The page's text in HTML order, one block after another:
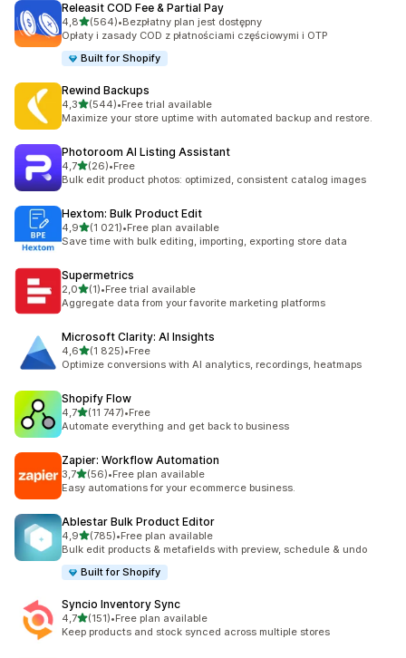
Releasit COD Fee & Partial Pay
4,8na 5 gwiazdek
(564)
Łączna liczba recenzji: 564
•Bezpłatny plan jest dostępny
Opłaty i zasady COD z płatnościami częściowymi i OTP
Built for Shopify
Rewind Backups
4,3na 5 gwiazdek
(544)
Łączna liczba recenzji: 544
•Free trial available
Maximize your store uptime with automated backup and restore.
Photoroom AI Listing Assistant
4,7na 5 gwiazdek
(26)
Łączna liczba recenzji: 26
•Free
Bulk edit product photos: optimized, consistent catalog images
Hextom: Bulk Product Edit
4,9na 5 gwiazdek
(1 021)
Łączna liczba recenzji: 1021
•Free plan available
Save time with bulk editing, importing, exporting store data
Supermetrics
2,0na 5 gwiazdek
(1)
Łączna liczba recenzji: 1
•Free trial available
Aggregate data from your favorite marketing platforms
Microsoft Clarity: AI Insights
4,6na 5 gwiazdek
(1 825)
Łączna liczba recenzji: 1825
•Free
Optimize conversions with AI analytics, recordings, heatmaps
Shopify Flow
4,7na 5 gwiazdek
(11 747)
Łączna liczba recenzji: 11747
•Free
Automate everything and get back to business
Zapier: Workflow Automation
3,7na 5 gwiazdek
(56)
Łączna liczba recenzji: 56
•Free plan available
Easy automations for your ecommerce business.
Ablestar Bulk Product Editor
4,9na 5 gwiazdek
(785)
Łączna liczba recenzji: 785
•Free plan available
Bulk edit products & metafields with preview, schedule & undo
Built for Shopify
Syncio Inventory Sync
4,7na 5 gwiazdek
(151)
Łączna liczba recenzji: 151
•Free plan available
Keep products and stock synced across multiple stores